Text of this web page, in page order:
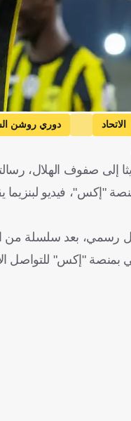
الاتحاد دوري روشن
إلى صفوف الهلال،
فيديو لبنزيما
رسمي، بعد سلسلة من
بمنصة "إكس" للتواصل